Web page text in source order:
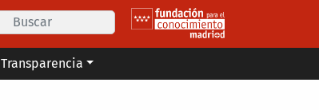
Search
Transparencia